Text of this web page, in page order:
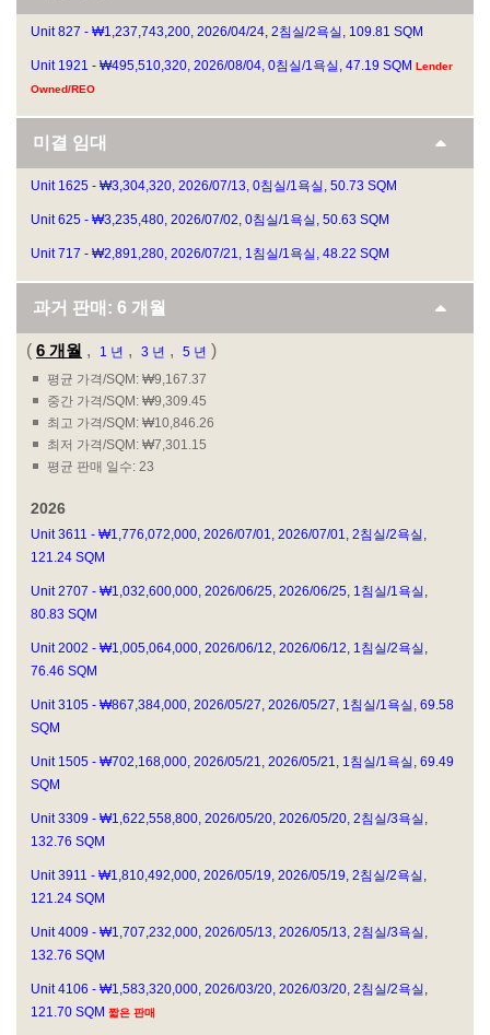
Unit 827 - ₩1,237,743,200, 2026/04/24, 2침실/2욕실, 109.81 SQM
Unit 1921 - ₩495,510,320, 2026/08/04, 0침실/1욕실, 47.19 SQM Lender
Owned/REO
미결 임대
Unit 1625 - ₩3,304,320, 2026/07/13, 0침실/1욕실, 50.73 SQM
Unit 625 - ₩3,235,480, 2026/07/02, 0침실/1욕실, 50.63 SQM
Unit 717 - ₩2,891,280, 2026/07/21, 1침실/1욕실, 48.22 SQM
과거 판매: 6 개월
( 6 개월 , 1 년 , 3 년 , 5 년 )
평균 가격/SQM: ₩9,167.37
중간 가격/SQM: ₩9,309.45
최고 가격/SQM: ₩10,846.26
최저 가격/SQM: ₩7,301.15
평균 판매 일수: 23
2026
Unit 3611 - ₩1,776,072,000, 2026/07/01, 2026/07/01, 2침실/2욕실,
121.24 SQM
Unit 2707 - ₩1,032,600,000, 2026/06/25, 2026/06/25, 1침실/1욕실,
80.83 SQM
Unit 2002 - ₩1,005,064,000, 2026/06/12, 2026/06/12, 1침실/2욕실,
76.46 SQM
Unit 3105 - ₩867,384,000, 2026/05/27, 2026/05/27, 1침실/1욕실, 69.58
SQM
Unit 1505 - ₩702,168,000, 2026/05/21, 2026/05/21, 1침실/1욕실, 69.49
SQM
Unit 3309 - ₩1,622,558,800, 2026/05/20, 2026/05/20, 2침실/3욕실,
132.76 SQM
Unit 3911 - ₩1,810,492,000, 2026/05/19, 2026/05/19, 2침실/2욕실,
121.24 SQM
Unit 4009 - ₩1,707,232,000, 2026/05/13, 2026/05/13, 2침실/3욕실,
132.76 SQM
Unit 4106 - ₩1,583,320,000, 2026/03/20, 2026/03/20, 2침실/2욕실,
121.70 SQM 짧은 판매